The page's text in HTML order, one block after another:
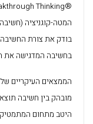
Thinking®
המטה-קוגניציה
בודק את צורת החשיבה
בחשיבה המדגישה את
הממצאים העיקריים
מובהק בין חשיבה
היטב מתחום